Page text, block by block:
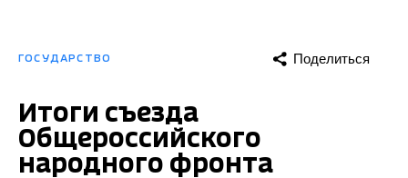
ГОСУДАРСТВО Поделиться
Итоги съезда
Общероссийского
народного фронта